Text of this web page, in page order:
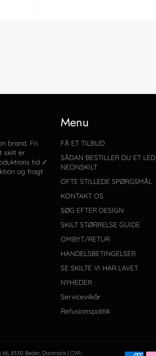
brand. Fri
skilt er
tid ✓
og fragt
Menu
FÅ ET TILBUD
SÅDAN BESTILLER DU ET LED
NEONSKILT
OFTE STILLEDE SPØRGSMÅL
KONTAKT OS
SØG EFTER DESIGN
SKILT STØRRELSE GUIDE
OMBYT/RETUR
HANDELSBETINGELSER
SE SKILTE VI HAR LAVET
NYHEDER
Servicevilkår
Refusionspolitik
66, 8330 Beder, Danmark | CVR: